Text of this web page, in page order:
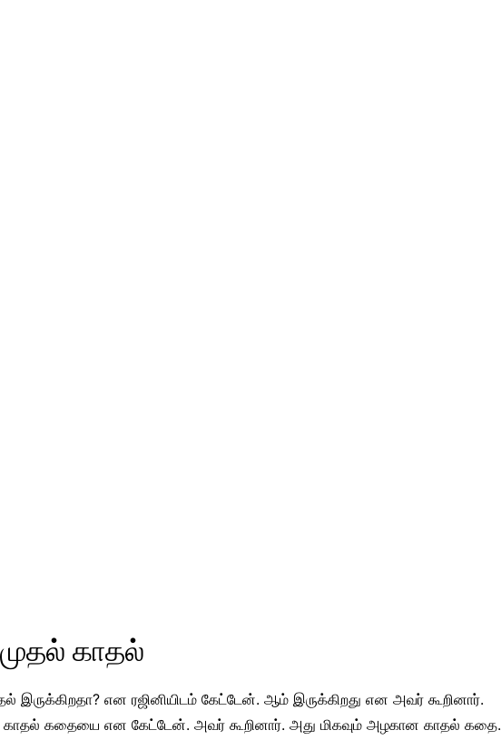
காதல்
இருக்கிறதா? என ரஜினியிடம் கேட்டேன். ஆம் இருக்கிறது என அவர் கூறினார்.
கதையை என கேட்டேன். அவர் கூறினார். அது மிகவும் அழகான காதல் கதை.